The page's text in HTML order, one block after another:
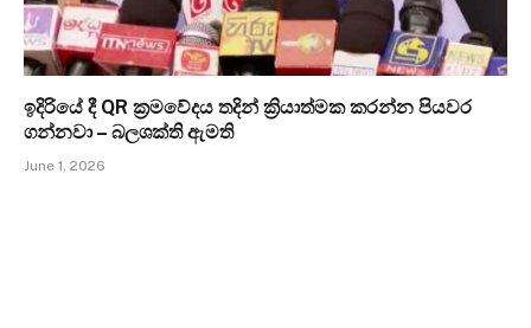
ඉදිරියේ දී QR ක්‍රමවේදය තදින් ක්‍රියාත්මක කරන්න පියවර
ගන්නවා – බලශක්ති ඇමති
June 1, 2026